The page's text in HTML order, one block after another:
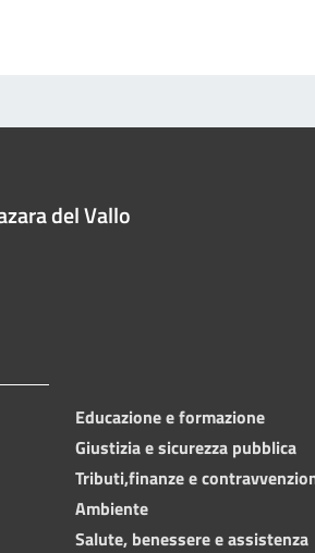
del Vallo
Educazione e formazione
Giustizia e sicurezza pubblica
Tributi,finanze e
Ambiente
Salute, benessere e assistenza